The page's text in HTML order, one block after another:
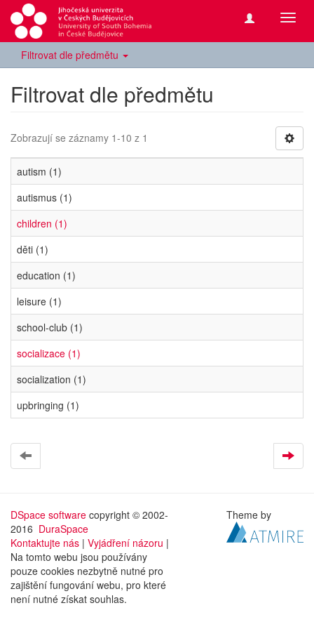
Filtrovat dle předmětu
Filtrovat dle předmětu
Zobrazují se záznamy 1-10 z 1
autism (1)
autismus (1)
children (1)
děti (1)
education (1)
leisure (1)
school-club (1)
socializace (1)
socialization (1)
upbringing (1)
DSpace software copyright © 2002-
2016 DuraSpace
Kontaktujte nás | Vyjádření názoru |
Na tomto webu jsou používány
pouze cookies nezbytně nutné pro
zajištění fungování webu, pro které
není nutné získat souhlas.
Theme by